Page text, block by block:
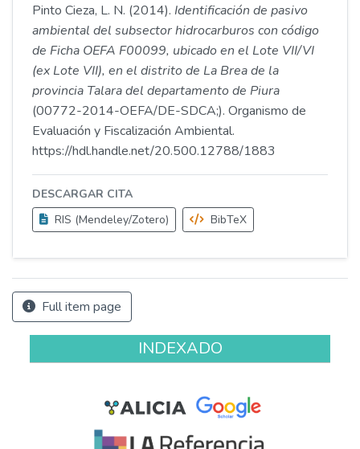
Pinto Cieza, L. N. (2014). Identificación de pasivo
ambiental del subsector hidrocarburos con código
de Ficha OEFA F00099, ubicado en el Lote VII/VI
(ex Lote VII), en el distrito de La Brea de la
provincia Talara del departamento de Piura
(00772-2014-OEFA/DE-SDCA;). Organismo de
Evaluación y Fiscalización Ambiental.
https://hdl.handle.net/20.500.12788/1883
DESCARGAR CITA
RIS (Mendeley/Zotero)
BibTeX
Full item page
INDEXADO